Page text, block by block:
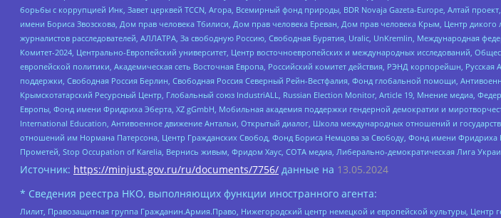
борьбы с коррупцией Инк, Завет церквей TCCN, Агора, Всемирный фонд природы, BDR Novaja Gazeta-Europe, Алтай
имени Бориса Звозскова, Дом прав человека Тбилиси, Дом прав человека Ереван, Дом прав человека Крым, Центр
журналистов расследователей, АЛЛАТРА, За свободную Россию, Свободная Бурятия, Uralic, UnKremlin, Международная
Комитет-2024, Центрально-Европейский университет, Центр восточноевропейских и международных исследований,
европейской политики, Академическая сеть Восточная Европа, Российский комитет действия, РЭНД корпорейшн,
поддержки, Свободная Россия Берлин, Свободная Россия Северный Рейн-Вестфалия, Фонд глобальной помощи,
Крымскотатарский Ресурсный Центр, Глобальный союз IndustriALL, Russian Election Monitor, Article 19, Мнение медиа,
Европы, Фонд имени Фридриха Эберта, XZ gGmbH, Мобильная академия поддержки гендерной демократии и
International Education, Антивоенное движение Антальи, Открытый диалог, Школа международных отношений и
отношений им Нормана Патерсона, Центр Гражданских Свобод, Фонд Бориса Немцова за Свободу, Фонд имени Фридриха
Прометей, Stop Occupation of Karelia, Вернись живым, Фридом Хаус, СОТА медиа, Либерально-демократическая Лига
Источник: https://minjust.gov.ru/ru/documents/7756/ данные на 13.05.2024
* Сведения реестра НКО, выполняющих функции иностранного агента:
Лилит, Правозащитная группа Гражданин.Армия.Право, Нижегородский центр немецкой и европейской культуры,